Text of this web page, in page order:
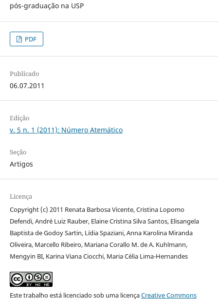
pós-graduação na USP
PDF
Publicado
06.07.2011
Edição
v. 5 n. 1 (2011): Número Atemático
Seção
Artigos
Licença
Copyright (c) 2011 Renata Barbosa Vicente, Cristina Lopomo
Defendi, André Luiz Rauber, Elaine Cristina Silva Santos, Elisangela
Baptista de Godoy Sartin, Lídia Spaziani, Anna Karolina Miranda
Oliveira, Marcello Ribeiro, Mariana Corallo M. de A. Kuhlmann,
Mengyin BI, Karina Viana Ciocchi, Maria Célia Lima-Hernandes
Este trabalho está licenciado sob uma licençaCreative Commons